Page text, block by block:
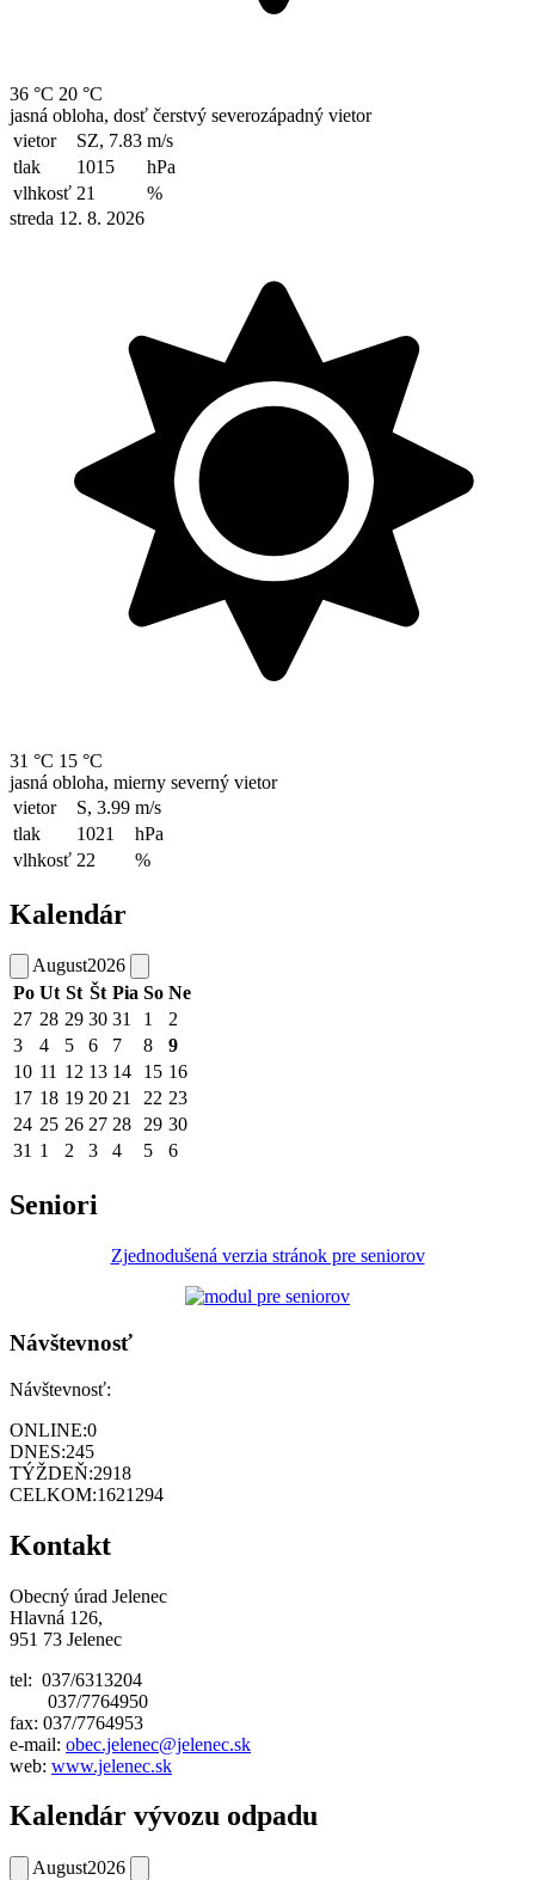
36 °C 20 °C
jasná obloha, dosť čerstvý severozápadný vietor
vietor
SZ, 7.83 m/s
tlak
1015
hPa
vlhkosť 21
%
streda 12. 8. 2026
31 °C 15 °C
jasná obloha, mierny severný vietor
vietor
S, 3.99 m/s
tlak
1021
hPa
vlhkosť 22 %
Kalendár
August2026
Po Ut St Št Pia So Ne
27 28 29 30 31 1
2
3
4 5 6 7 8
9
10 11 12 13 14 15 16
17 18 19 20 21 22 23
24 25 26 27 28 29 30
31 1 2 3 4 5 6
Seniori
Zjednodušená verzia stránok pre seniorov
Návštevnosť
Návštevnosť:
ONLINE:0
DNES:245
TÝŽDEŇ:2918
CELKOM:1621294
Kontakt
Obecný úrad Jelenec
Hlavná 126,
951 73 Jelenec
tel: 037/6313204
037/7764950
fax: 037/7764953
e-mail: obec.jelenec@jelenec.sk
web: www.jelenec.sk
Kalendár vývozu odpadu
August2026